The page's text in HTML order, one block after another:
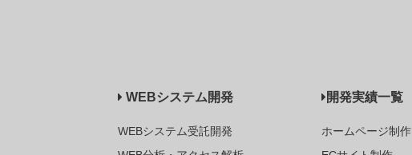
WEBシステム開発
WEBシステム受託開発
開発実績一覧
ホームページ制作